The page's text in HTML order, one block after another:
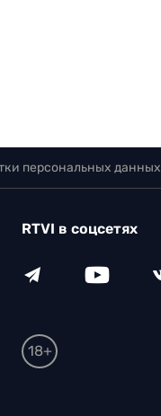
персональных данных
RTVI в соцсетях
18+